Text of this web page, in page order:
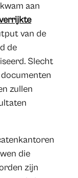
aan
van de
de
Slecht
zullen
die
zijn